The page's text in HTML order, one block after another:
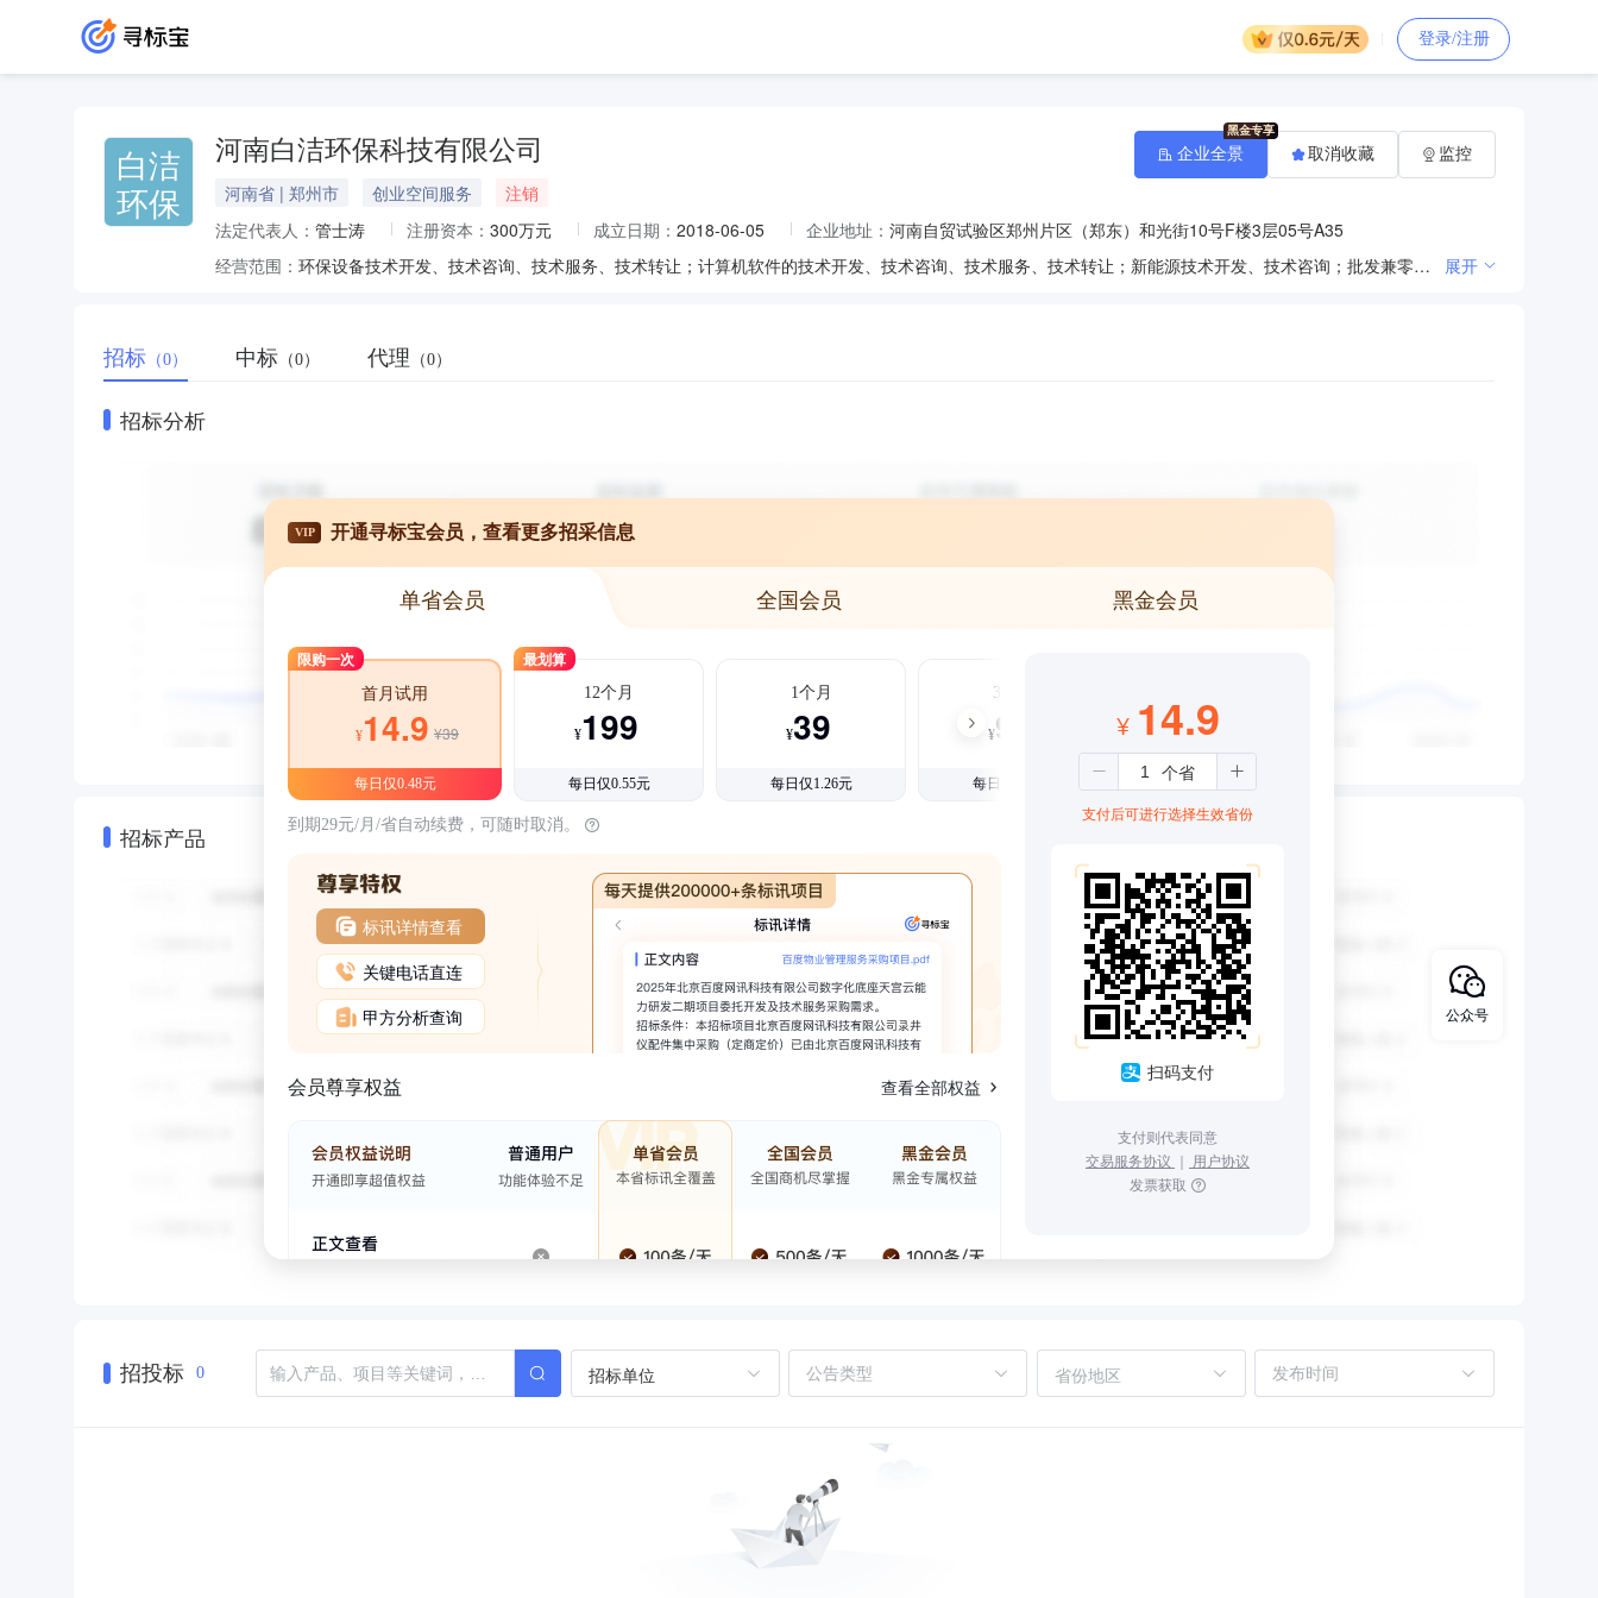
登录/注册
白洁
环保
河南白洁环保科技有限公司
河南省 | 郑州市 创业空间服务
注销
法定代表人： 管士涛 注册资本： 300万元 成立日期： 2018-06-05 企业地址： 河南自贸试验区郑州片区（郑东）和光街10号F楼3层05号A35
经营范围：
环保设备技术开发、技术咨询、技术服务、技术转让；计算机软件的技术开发、技术咨询、技术服务、技术转让；新能源技术开发、技术咨询；批发兼零售：环保设备、电子产品。 展开
企业全景 取消收藏 监控
招标 （0） 中标 （0） 代理 （0）
招标分析
招标产品
VIP 开通寻标宝会员，查看更多招采信息
单省会员 全国会员 黑金会员
限购一次
首月试用
¥14.9 ¥39
每日仅0.48元
最划算
12个月
¥199
每日仅0.55元
1个月
¥39
每日仅1.26元
3个月
¥99
每日仅1.08元
到期29元/月/省自动续费，可随时取消。
标讯详情查看
关键电话直连
甲方分析查询
会员尊享权益 查看全部权益
¥ 14.9
支付后可进行选择生效省份
扫码支付
支付则代表同意
交易服务协议 ｜ 用户协议
发票获取
招投标 0 招标单位 省份地区
公众号